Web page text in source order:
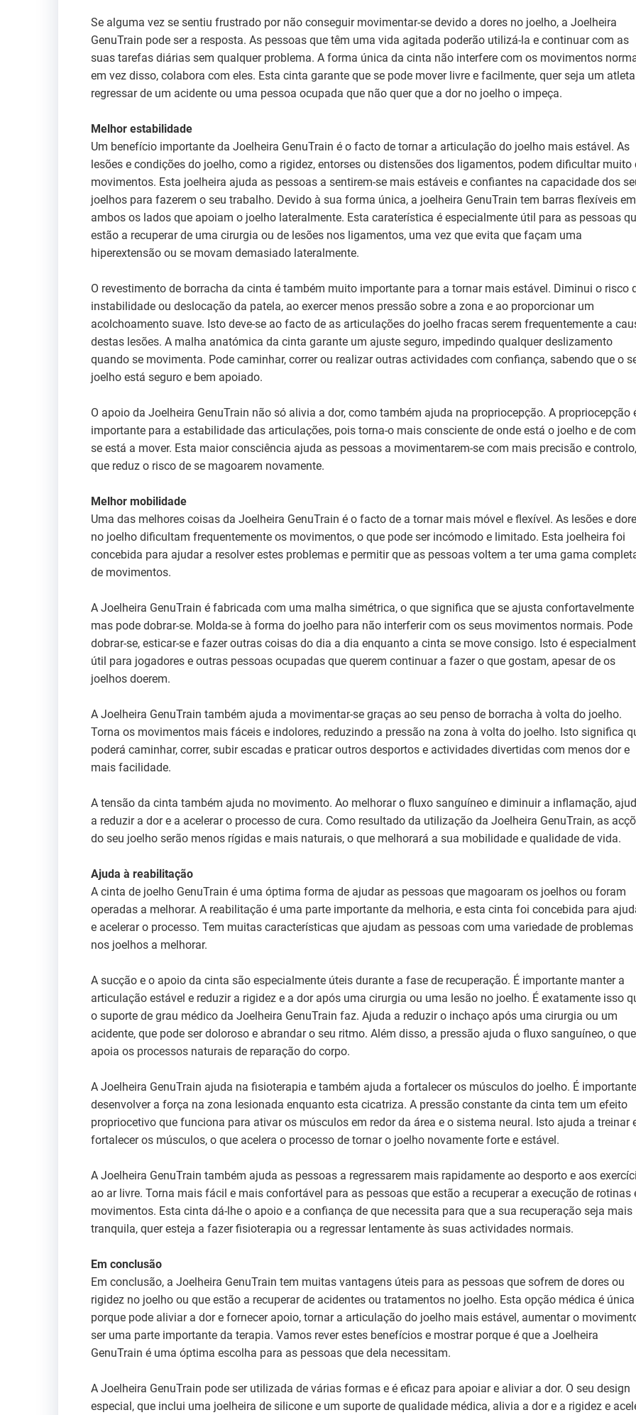
Se alguma vez se sentiu frustrado por não conseguir movimentar-se devido a dores no joelho, a Joelheira
GenuTrain pode ser a resposta. As pessoas que têm uma vida agitada poderão utilizá-la e continuar com as
suas tarefas diárias sem qualquer problema. A forma única da cinta não interfere com os movimentos
em vez disso, colabora com eles. Esta cinta garante que se pode mover livre e facilmente, quer seja um
regressar de um acidente ou uma pessoa ocupada que não quer que a dor no joelho o impeça.
Melhor estabilidade
Um benefício importante da Joelheira GenuTrain é o facto de tornar a articulação do joelho mais estável. As
lesões e condições do joelho, como a rigidez, entorses ou distensões dos ligamentos, podem dificultar muito
movimentos. Esta joelheira ajuda as pessoas a sentirem-se mais estáveis e confiantes na capacidade dos
joelhos para fazerem o seu trabalho. Devido à sua forma única, a joelheira GenuTrain tem barras flexíveis em
ambos os lados que apoiam o joelho lateralmente. Esta caraterística é especialmente útil para as pessoas
estão a recuperar de uma cirurgia ou de lesões nos ligamentos, uma vez que evita que façam uma
hiperextensão ou se movam demasiado lateralmente.
O revestimento de borracha da cinta é também muito importante para a tornar mais estável. Diminui o risco
instabilidade ou deslocação da patela, ao exercer menos pressão sobre a zona e ao proporcionar um
acolchoamento suave. Isto deve-se ao facto de as articulações do joelho fracas serem frequentemente a
destas lesões. A malha anatómica da cinta garante um ajuste seguro, impedindo qualquer deslizamento
quando se movimenta. Pode caminhar, correr ou realizar outras actividades com confiança, sabendo que o
joelho está seguro e bem apoiado.
O apoio da Joelheira GenuTrain não só alivia a dor, como também ajuda na propriocepção. A propriocepção
importante para a estabilidade das articulações, pois torna-o mais consciente de onde está o joelho e de
se está a mover. Esta maior consciência ajuda as pessoas a movimentarem-se com mais precisão e
que reduz o risco de se magoarem novamente.
Melhor mobilidade
Uma das melhores coisas da Joelheira GenuTrain é o facto de a tornar mais móvel e flexível. As lesões e
no joelho dificultam frequentemente os movimentos, o que pode ser incómodo e limitado. Esta joelheira foi
concebida para ajudar a resolver estes problemas e permitir que as pessoas voltem a ter uma gama
de movimentos.
A Joelheira GenuTrain é fabricada com uma malha simétrica, o que significa que se ajusta confortavelmente
mas pode dobrar-se. Molda-se à forma do joelho para não interferir com os seus movimentos normais. Pode
dobrar-se, esticar-se e fazer outras coisas do dia a dia enquanto a cinta se move consigo. Isto é
útil para jogadores e outras pessoas ocupadas que querem continuar a fazer o que gostam, apesar de os
joelhos doerem.
A Joelheira GenuTrain também ajuda a movimentar-se graças ao seu penso de borracha à volta do joelho.
Torna os movimentos mais fáceis e indolores, reduzindo a pressão na zona à volta do joelho. Isto significa
poderá caminhar, correr, subir escadas e praticar outros desportos e actividades divertidas com menos dor e
mais facilidade.
A tensão da cinta também ajuda no movimento. Ao melhorar o fluxo sanguíneo e diminuir a inflamação,
a reduzir a dor e a acelerar o processo de cura. Como resultado da utilização da Joelheira GenuTrain, as
do seu joelho serão menos rígidas e mais naturais, o que melhorará a sua mobilidade e qualidade de vida.
Ajuda à reabilitação
A cinta de joelho GenuTrain é uma óptima forma de ajudar as pessoas que magoaram os joelhos ou foram
operadas a melhorar. A reabilitação é uma parte importante da melhoria, e esta cinta foi concebida para
e acelerar o processo. Tem muitas características que ajudam as pessoas com uma variedade de problemas
nos joelhos a melhorar.
A sucção e o apoio da cinta são especialmente úteis durante a fase de recuperação. É importante manter a
articulação estável e reduzir a rigidez e a dor após uma cirurgia ou uma lesão no joelho. É exatamente isso
o suporte de grau médico da Joelheira GenuTrain faz. Ajuda a reduzir o inchaço após uma cirurgia ou um
acidente, que pode ser doloroso e abrandar o seu ritmo. Além disso, a pressão ajuda o fluxo sanguíneo, o que
apoia os processos naturais de reparação do corpo.
A Joelheira GenuTrain ajuda na fisioterapia e também ajuda a fortalecer os músculos do joelho. É importante
desenvolver a força na zona lesionada enquanto esta cicatriza. A pressão constante da cinta tem um efeito
propriocetivo que funciona para ativar os músculos em redor da área e o sistema neural. Isto ajuda a treinar
fortalecer os músculos, o que acelera o processo de tornar o joelho novamente forte e estável.
A Joelheira GenuTrain também ajuda as pessoas a regressarem mais rapidamente ao desporto e aos
ao ar livre. Torna mais fácil e mais confortável para as pessoas que estão a recuperar a execução de rotinas
movimentos. Esta cinta dá-lhe o apoio e a confiança de que necessita para que a sua recuperação seja mais
tranquila, quer esteja a fazer fisioterapia ou a regressar lentamente às suas actividades normais.
Em conclusão
Em conclusão, a Joelheira GenuTrain tem muitas vantagens úteis para as pessoas que sofrem de dores ou
rigidez no joelho ou que estão a recuperar de acidentes ou tratamentos no joelho. Esta opção médica é única
porque pode aliviar a dor e fornecer apoio, tornar a articulação do joelho mais estável, aumentar o
ser uma parte importante da terapia. Vamos rever estes benefícios e mostrar porque é que a Joelheira
GenuTrain é uma óptima escolha para as pessoas que dela necessitam.
A Joelheira GenuTrain pode ser utilizada de várias formas e é eficaz para apoiar e aliviar a dor. O seu design
especial, que inclui uma joelheira de silicone e um suporte de qualidade médica, alivia a dor e a rigidez e